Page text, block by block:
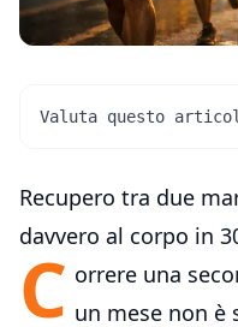
Valuta questo
Recupero tra due
davvero al corpo in
C orrere una
un mese non è